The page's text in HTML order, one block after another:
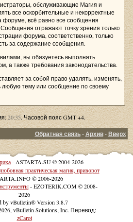
обслуживающие Магия и
все оскорбительные и некорректные
всё равно все сообщения
отражают точку зрения только
форума, соответственно, только
за содержание сообщения.
вы обязуетесь выполнять
а также требования законодательства.
за собой право удалять, изменять,
любую тему или сообщение по своему
20:35. Часовой пояс GMT +4.
Обратная связь-Архив-Вверх
- ASTARTA.SU © 2004-2026
практическая магия, приворот
© 2006-2026
- EZOTERIK.COM © 2008-
2026
by vBulletin® Version 3.8.7
vBulletin Solutions, Inc. Перевод:
zCarot